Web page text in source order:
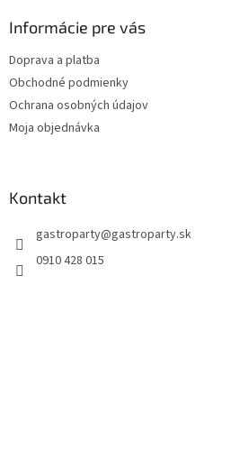
Informácie pre vás
Doprava a platba
Obchodné podmienky
Ochrana osobných údajov
Moja objednávka
Kontakt
gastroparty@gastroparty.sk
0910 428 015